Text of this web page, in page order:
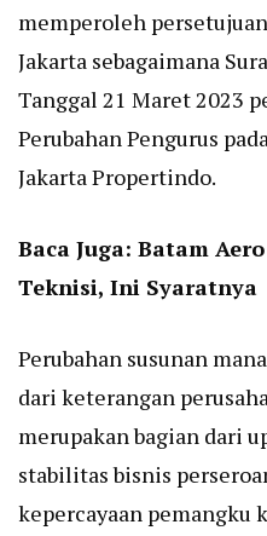
memperoleh
Jakarta sebagaimana
Tanggal 21 Maret 2023
Perubahan Pengurus
Jakarta Propertindo.
Baca Juga: Batam
Teknisi, Ini Syaratnya
Perubahan susunan
dari keterangan
merupakan bagian dari
stabilitas bisnis
kepercayaan pemangku